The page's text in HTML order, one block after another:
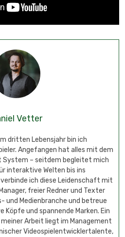
Vetter
dritten Lebensjahr bin ich
Angefangen hat alles mit dem
System – seitdem begleitet mich
interaktive Welten bis ins
ich diese Leidenschaft mit
freier Redner und Texter
und Medienbranche und betreue
Köpfe und spannende Marken. Ein
Arbeit liegt im Management
Videospielentwicklertalente,